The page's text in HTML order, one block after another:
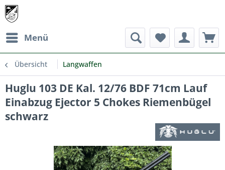
Menü
Übersicht Langwaffen
Huglu 103 DE Kal. 12/76 BDF 71cm Lauf
Einabzug Ejector 5 Chokes Riemenbügel
schwarz